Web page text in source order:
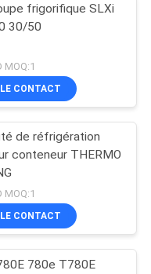
frigorifique SLXi
30/50
MOQ:1
LE CONTACT
de réfrigération
conteneur THERMO
MOQ:1
LE CONTACT
780e T780E